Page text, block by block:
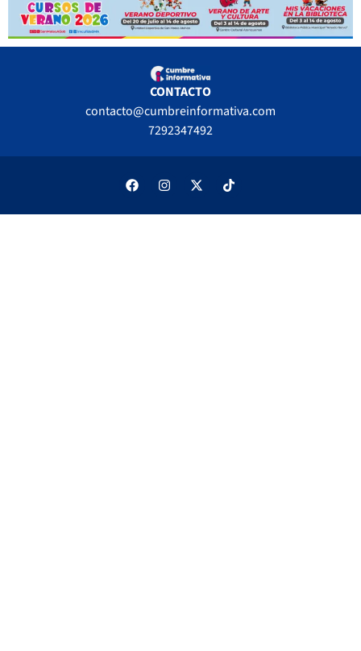
CONTACTO
contacto@cumbreinformativa.com
7292347492